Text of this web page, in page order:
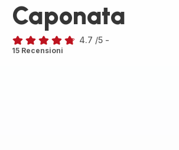
Caponata
ratings.4.7
4.7 /5 -
15 Recensioni